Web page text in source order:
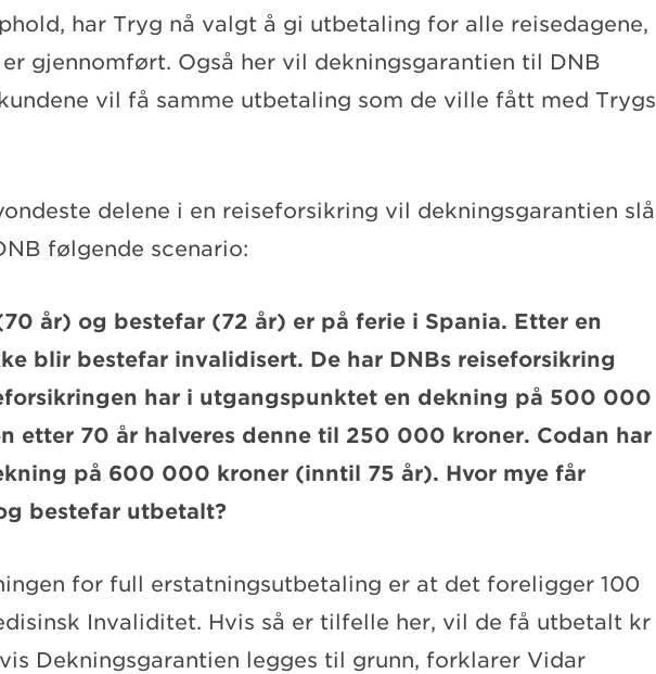
har Tryg nå valgt å gi utbetaling for alle reisedagene,
gjennomført. Også her vil dekningsgarantien til DNB
vil få samme utbetaling som de ville fått med Trygs
delene i en reiseforsikring vil dekningsgarantien slå
følgende scenario:
år) og bestefar (72 år) er på ferie i Spania. Etter en
blir bestefar invalidisert. De har DNBs reiseforsikring
har i utgangspunktet en dekning på 500 000
etter 70 år halveres denne til 250 000 kroner. Codan har
på 600 000 kroner (inntil 75 år). Hvor mye får
bestefar utbetalt?
for full erstatningsutbetaling er at det foreligger 100
Invaliditet. Hvis så er tilfelle her, vil de få utbetalt kr
Dekningsgarantien legges til grunn, forklarer Vidar